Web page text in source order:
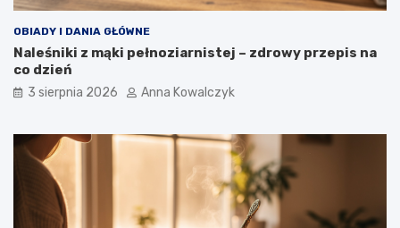
OBIADY I DANIA GŁÓWNE
Naleśniki z mąki pełnoziarnistej – zdrowy przepis na
co dzień
3 sierpnia 2026 Anna Kowalczyk